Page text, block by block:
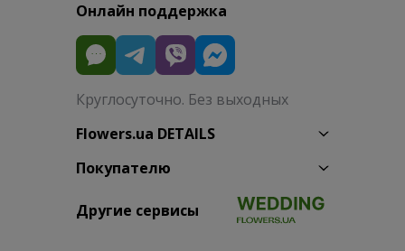
Онлайн поддержка
Круглосуточно. Без выходных
Flowers.ua DETAILS
Покупателю
Другие сервисы